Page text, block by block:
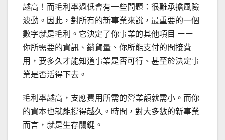
越高！而毛利率過低會有一些問題：很難承擔風險
波動。因此，對所有的新事業來說，最重要的一個
數字就是毛利。它決定了你事業的其他項目 ーー
你所需要的資訊、銷貨量、你所能支付的間接費
用，要多久才能知道事業是否可行、甚至於決定事
業是否活得下去。
毛利率越高，支應費用所需的營業額就需小。而你
的資本也就能撐得越久。時間，對大多數的新事業
而言，就是生存關鍵。